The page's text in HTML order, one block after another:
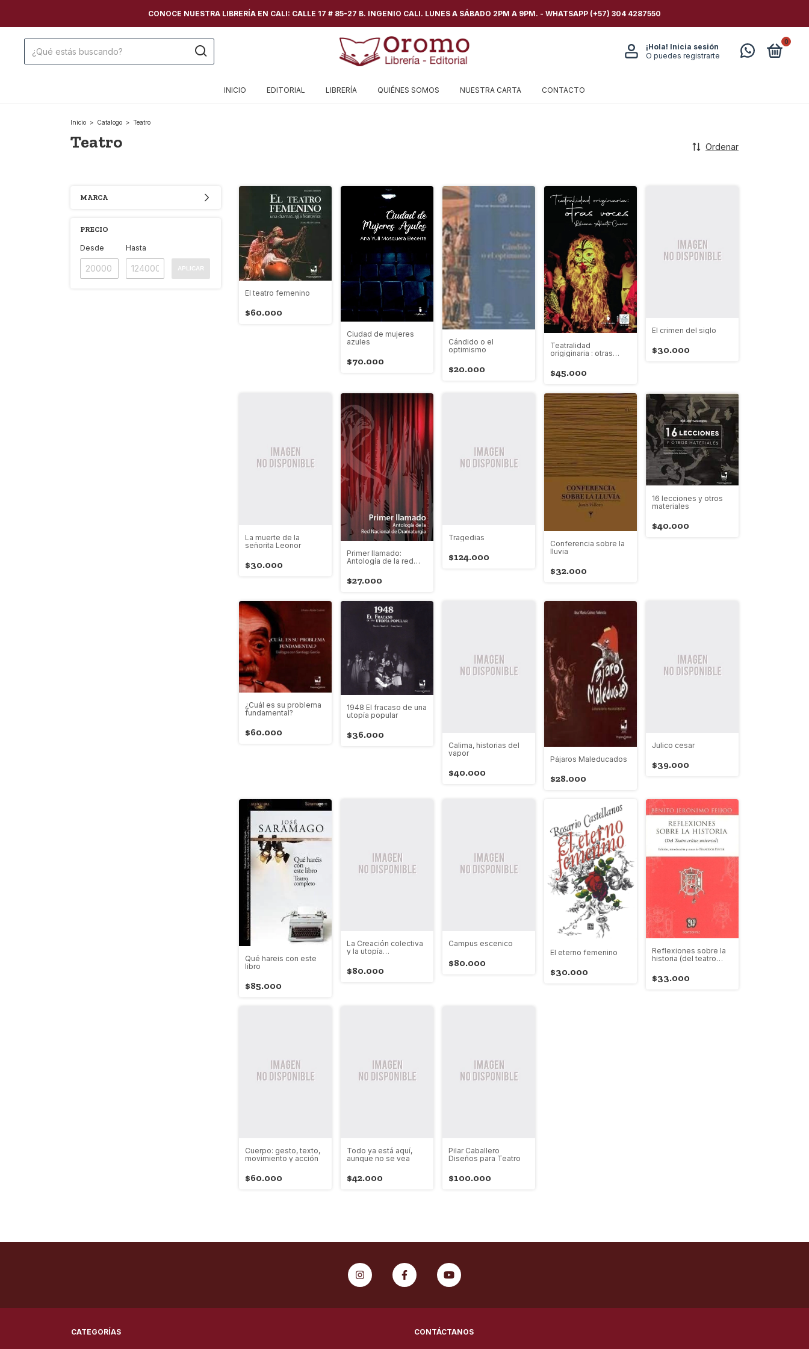
CONOCE NUESTRA LIBRERÍA EN CALI: CALLE 17 # 85-27 B. INGENIO CALI. LUNES A SÁBADO 2PM A 9PM. - WHATSAPP (+57) 304 4287550
¡Hola! Inicia sesión
O puedes registrarte
0
INICIO EDITORIAL LIBRERÍA QUIÉNES SOMOS NUESTRA CARTA CONTACTO
Inicio > Catalogo > Teatro
Teatro Ordenar
MARCA
PRECIO
Desde Hasta
APLICAR
El teatro femenino
$60.000
Ciudad de mujeres
azules
$70.000
Cándido o el
optimismo
$20.000
Teatralidad
origiginaria : otras
$45.000
El crimen del siglo
$30.000
La muerte de la
señorita Leonor
$30.000
Primer llamado:
Antología de la red
dramaturgia
$27.000
Tragedias
$124.000
Conferencia sobre la
lluvia
$32.000
16 lecciones y otros
materiales
$40.000
¿Cuál es su problema
fundamental?
$60.000
1948 El fracaso de una
utopía popular
$36.000
Calima, historias del
vapor
$40.000
Pájaros Maleducados
$28.000
Julico cesar
$39.000
Qué hareis con este
libro
$85.000
La Creación colectiva
y la utopía
$80.000
Campus escenico
$80.000
El eterno femenino
$30.000
Reflexiones sobre la
historia (del teatro
$33.000
Cuerpo: gesto, texto,
movimiento y acción
$60.000
Todo ya está aquí,
aunque no se vea
$42.000
Pilar Caballero
Diseños para Teatro
$100.000
CATEGORÍAS CONTÁCTANOS